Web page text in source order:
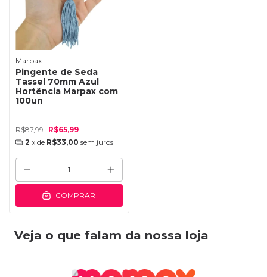
Marpax
Pingente de Seda
Tassel 70mm Azul
Hortência Marpax com
100un
R$87,99 R$65,99
2 x de R$33,00 sem juros
COMPRAR
Veja o que falam da nossa loja